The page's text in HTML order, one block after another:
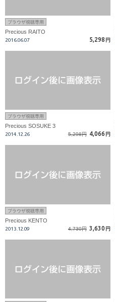
ブラウザ視聴専用
Precious RAITO
2016.06.07 5,298 円
ブラウザ視聴専用
Precious SOSUKE 3
2014.12.26 5,298円 4,066 円
ブラウザ視聴専用
Precious KENTO
2013.12.09 4,730円 3,630 円